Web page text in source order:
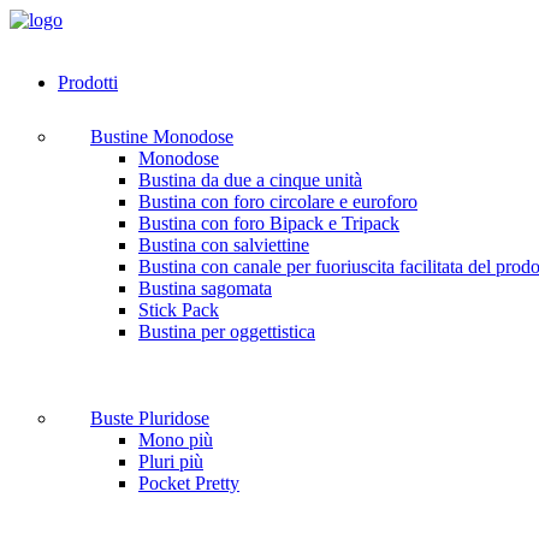
Prodotti
Bustine Monodose
Monodose
Bustina da due a cinque unità
Bustina con foro circolare e euroforo
Bustina con foro Bipack e Tripack
Bustina con salviettine
Bustina con canale per fuoriuscita facilitata del
Bustina sagomata
Stick Pack
Bustina per oggettistica
Buste Pluridose
Mono più
Pluri più
Pocket Pretty